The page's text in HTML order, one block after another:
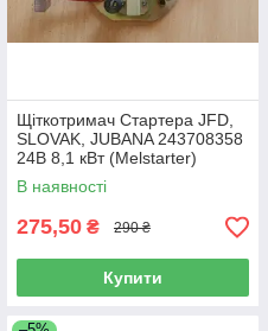
Щіткотримач Стартера JFD,
SLOVAK, JUBANA 243708358
24В 8,1 кВт (Melstarter)
В наявності
275,50 ₴ 290 ₴
Купити